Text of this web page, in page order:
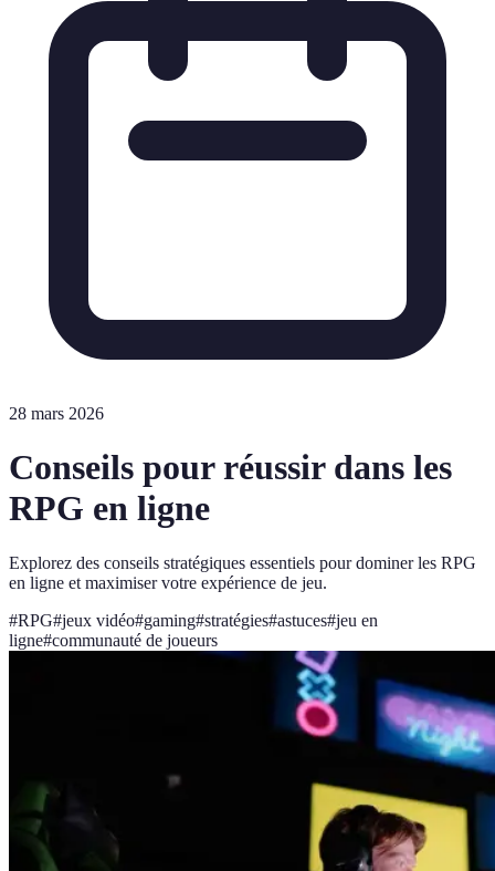
28 mars 2026
Conseils pour réussir dans les
RPG en ligne
Explorez des conseils stratégiques essentiels pour dominer les RPG
en ligne et maximiser votre expérience de jeu.
#RPG#jeux vidéo#gaming#stratégies#astuces#jeu en
ligne#communauté de joueurs